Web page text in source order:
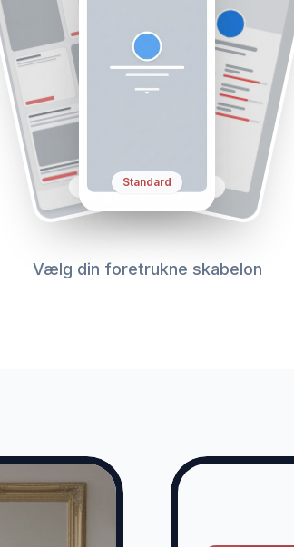
Simple Profile
Standard
Vælg din foretrukne skabelon